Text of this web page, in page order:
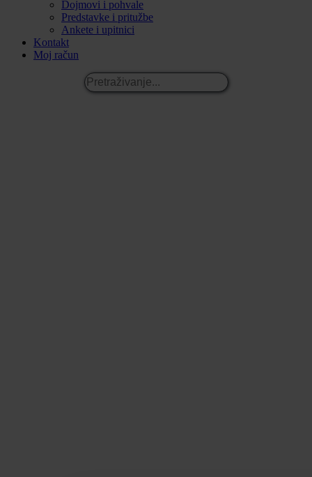
Dojmovi i pohvale
Predstavke i pritužbe
Ankete i upitnici
Kontakt
Moj račun
Pretraživanje...